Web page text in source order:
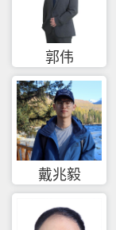
郭伟
戴兆毅